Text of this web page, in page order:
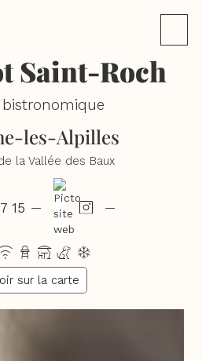
Saint-Roch
bistronomique
les-Alpilles
la Vallée des Baux
15 — —
sur la carte